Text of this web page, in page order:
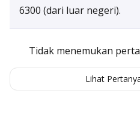
6300 (dari luar negeri).
Tidak menemukan
Lihat